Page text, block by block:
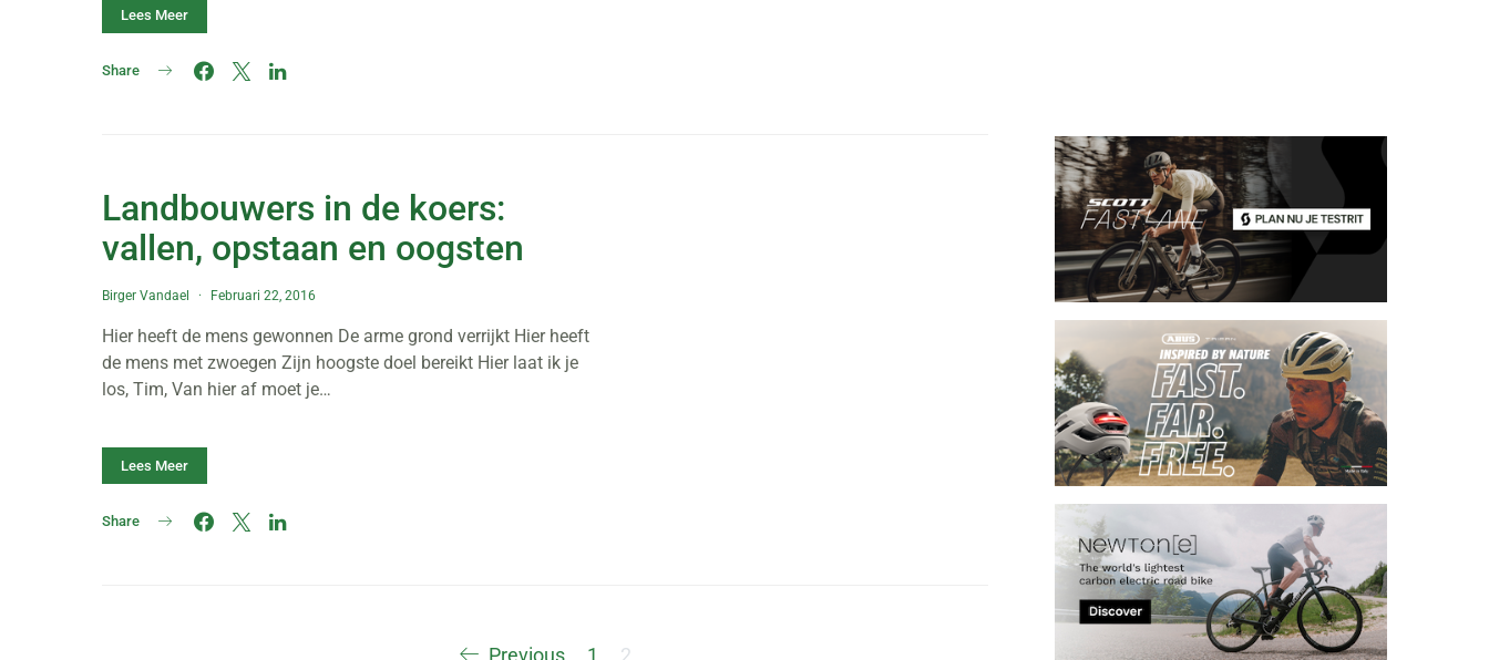
Lees Meer
Share
Landbouwers in de koers:
vallen, opstaan en oogsten
Birger Vandael Februari 22, 2016
Hier heeft de mens gewonnen De arme grond verrijkt Hier heeft
de mens met zwoegen Zijn hoogste doel bereikt Hier laat ik je
los, Tim, Van hier af moet je…
Lees Meer
Share
Previous 1 2